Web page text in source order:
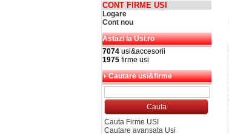
CONT FIRME USI
Logare
Cont nou
Astazi la Usi.ro
7074 usi&accesorii
1975 firme usi
Cautare usi&firme
Cauta Firme USI
Cautare avansata Usi